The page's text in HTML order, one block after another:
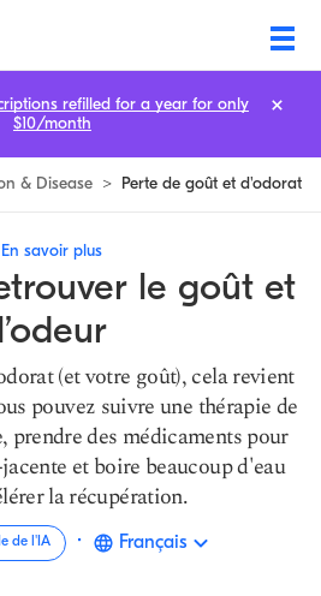
& Disease > Perte de goût et d'odorat
En savoir plus
le goût et
l’odeur
(et votre goût), cela revient
pouvez suivre une thérapie de
prendre des médicaments pour
et boire beaucoup d'eau
la récupération.
de l'IA · Français
refilled for a year for only
$10/month